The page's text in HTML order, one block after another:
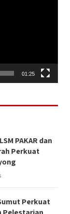
01:25
PAKAR dan
Perkuat
Perkuat